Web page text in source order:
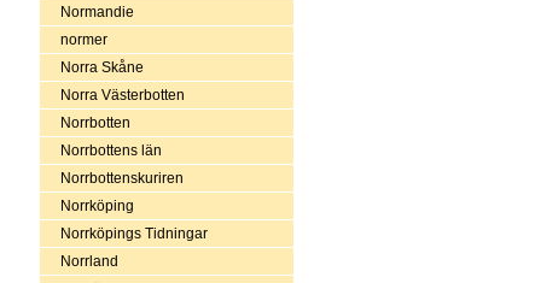
Normandie
normer
Norra Skåne
Norra Västerbotten
Norrbotten
Norrbottens län
Norrbottenskuriren
Norrköping
Norrköpings Tidningar
Norrland